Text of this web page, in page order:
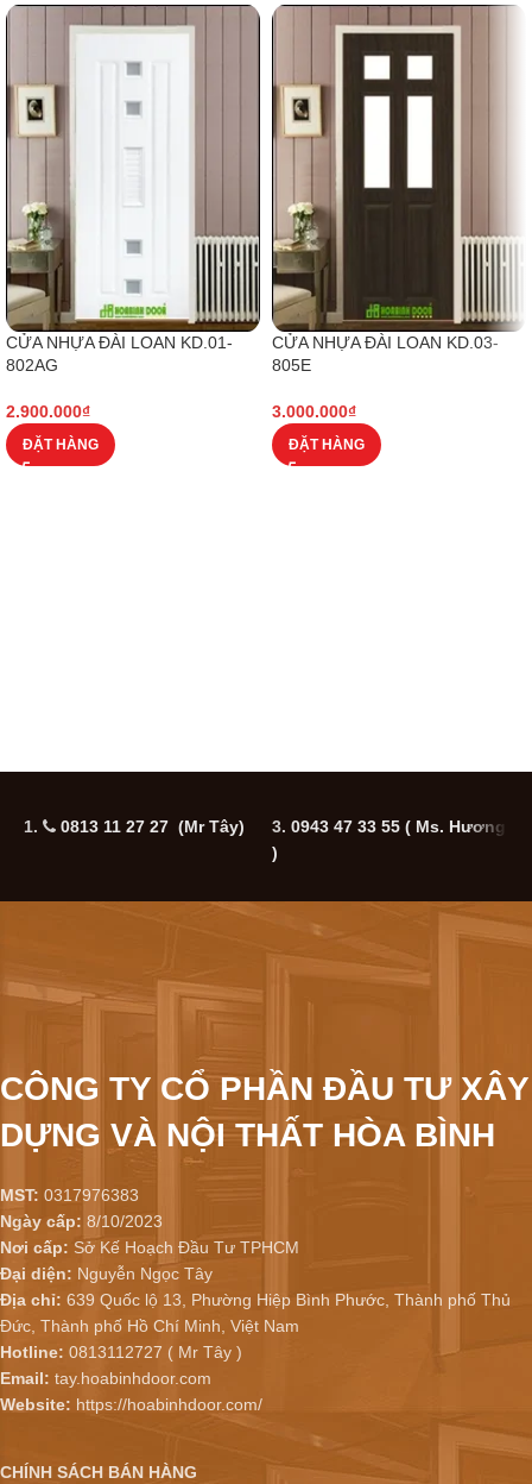
CỬA NHỰA ĐÀI LOAN KD.01-
802AG
2.900.000₫
ĐẶT HÀNG
CỬA NHỰA ĐÀI LOAN KD.03-
805E
3.000.000₫
ĐẶT HÀNG
1. 0813 11 27 27 (Mr Tây) 3. 0943 47 33 55 ( Ms. Hương
)
CÔNG TY CỔ PHẦN ĐẦU TƯ XÂY
DỰNG VÀ NỘI THẤT HÒA BÌNH
MST: 0317976383
Ngày cấp: 8/10/2023
Nơi cấp: Sở Kế Hoạch Đầu Tư TPHCM
Đại diện: Nguyễn Ngọc Tây
Địa chỉ: 639 Quốc lộ 13, Phường Hiệp Bình Phước, Thành phố Thủ
Đức, Thành phố Hồ Chí Minh, Việt Nam
Hotline: 0813112727 ( Mr Tây )
Email: tay.hoabinhdoor.com
Website: https://hoabinhdoor.com/
CHÍNH SÁCH BÁN HÀNG